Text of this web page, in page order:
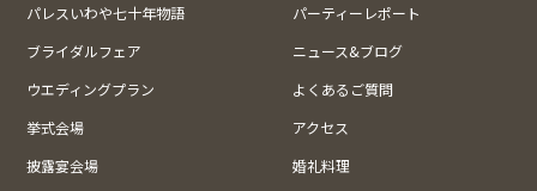
パレスいわや七十年物語
パーティーレポート
ブライダルフェア
ニュース&ブログ
ウエディングプラン
よくあるご質問
挙式会場
アクセス
披露宴会場
婚礼料理